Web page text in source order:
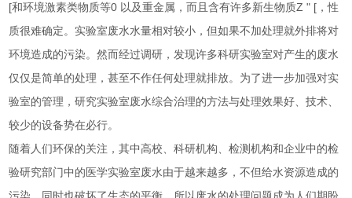
[和环境激素类物质等0 以及重金属，而且含有许多新生物质Z " [，性
质很难确定。实验室废水水量相对较小，但如果不加处理就外排将对
环境造成的污染。然而经过调研，发现许多科研实验室对产生的废水
仅仅是简单的处理，甚至不作任何处理就排放。为了进一步加强对实
验室的管理，研究实验室废水综合治理的方法与处理效果好、技术、
较少的设备势在必行。
随着人们环保的关注，其中高校、科研机构、检测机构和企业中的检
验研究部门中的医学实验室废水由于越来越多，不但给水资源造成的